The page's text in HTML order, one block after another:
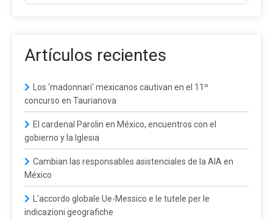
Artículos recientes
Los 'madonnari' mexicanos cautivan en el 11º
concurso en Taurianova
El cardenal Parolin en México, encuentros con el
gobierno y la Iglesia
Cambian las responsables asistenciales de la AIA en
México
L’accordo globale Ue-Messico e le tutele per le
indicazioni geografiche